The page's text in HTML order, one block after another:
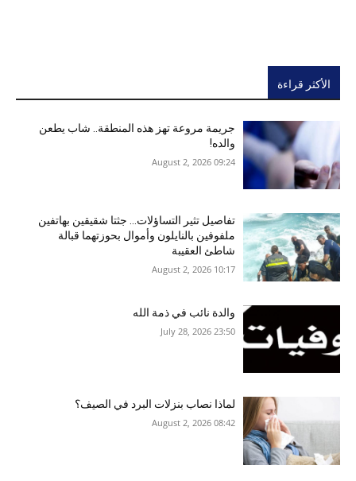
الأكثر قراءة
جريمة مروعة تهز هذه المنطقة.. شاب يطعن
والده!
09:24 2026 ,August 2
تفاصيل تثير التساؤلات… جثتا شقيقين بهاتفين
ملفوفين بالنايلون وأموال بحوزتهما قبالة
شاطئ العقيبة
10:17 2026 ,August 2
والدة نائب في ذمة الله
23:50 2026 ,July 28
لماذا نصاب بنزلات البرد في الصيف؟
08:42 2026 ,August 2